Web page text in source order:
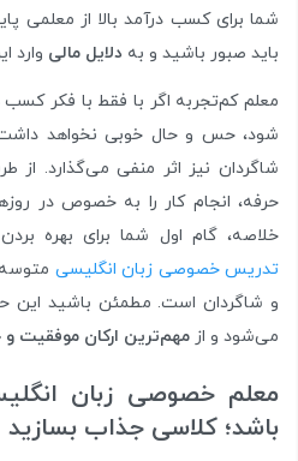
شما برای کسب درآمد بالا از معلمی
باید صبور باشید و به دلایل مالی وارد
معلم کم‌تجربه اگر با فقط با فکر
شود، حس و حال خوبی نخواهد
شاگردان نیز اثر منفی می‌گذارد. از
حرفه، انجام کار را به خصوص در
خلاصه، گام اول شما برای بهره
تدریس خصوصی زبان انگلیسی
و شاگردان است. مطمئن باشید این
می‌شود و از مهم‌ترین ارکان موفقیت
معلم خصوصی زبان
باشد؛ کلاسی جذاب بسازید